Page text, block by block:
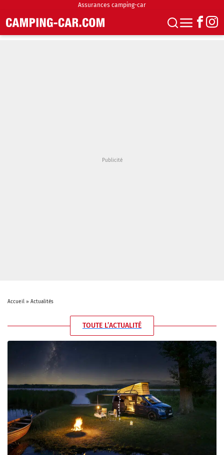
Assurances camping-car
Accueil» Actualités
TOUTE L’ACTUALITÉ